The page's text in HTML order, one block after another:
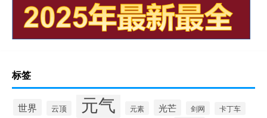
标签
世界 云顶 元气 元素 光芒 剑网 卡丁车